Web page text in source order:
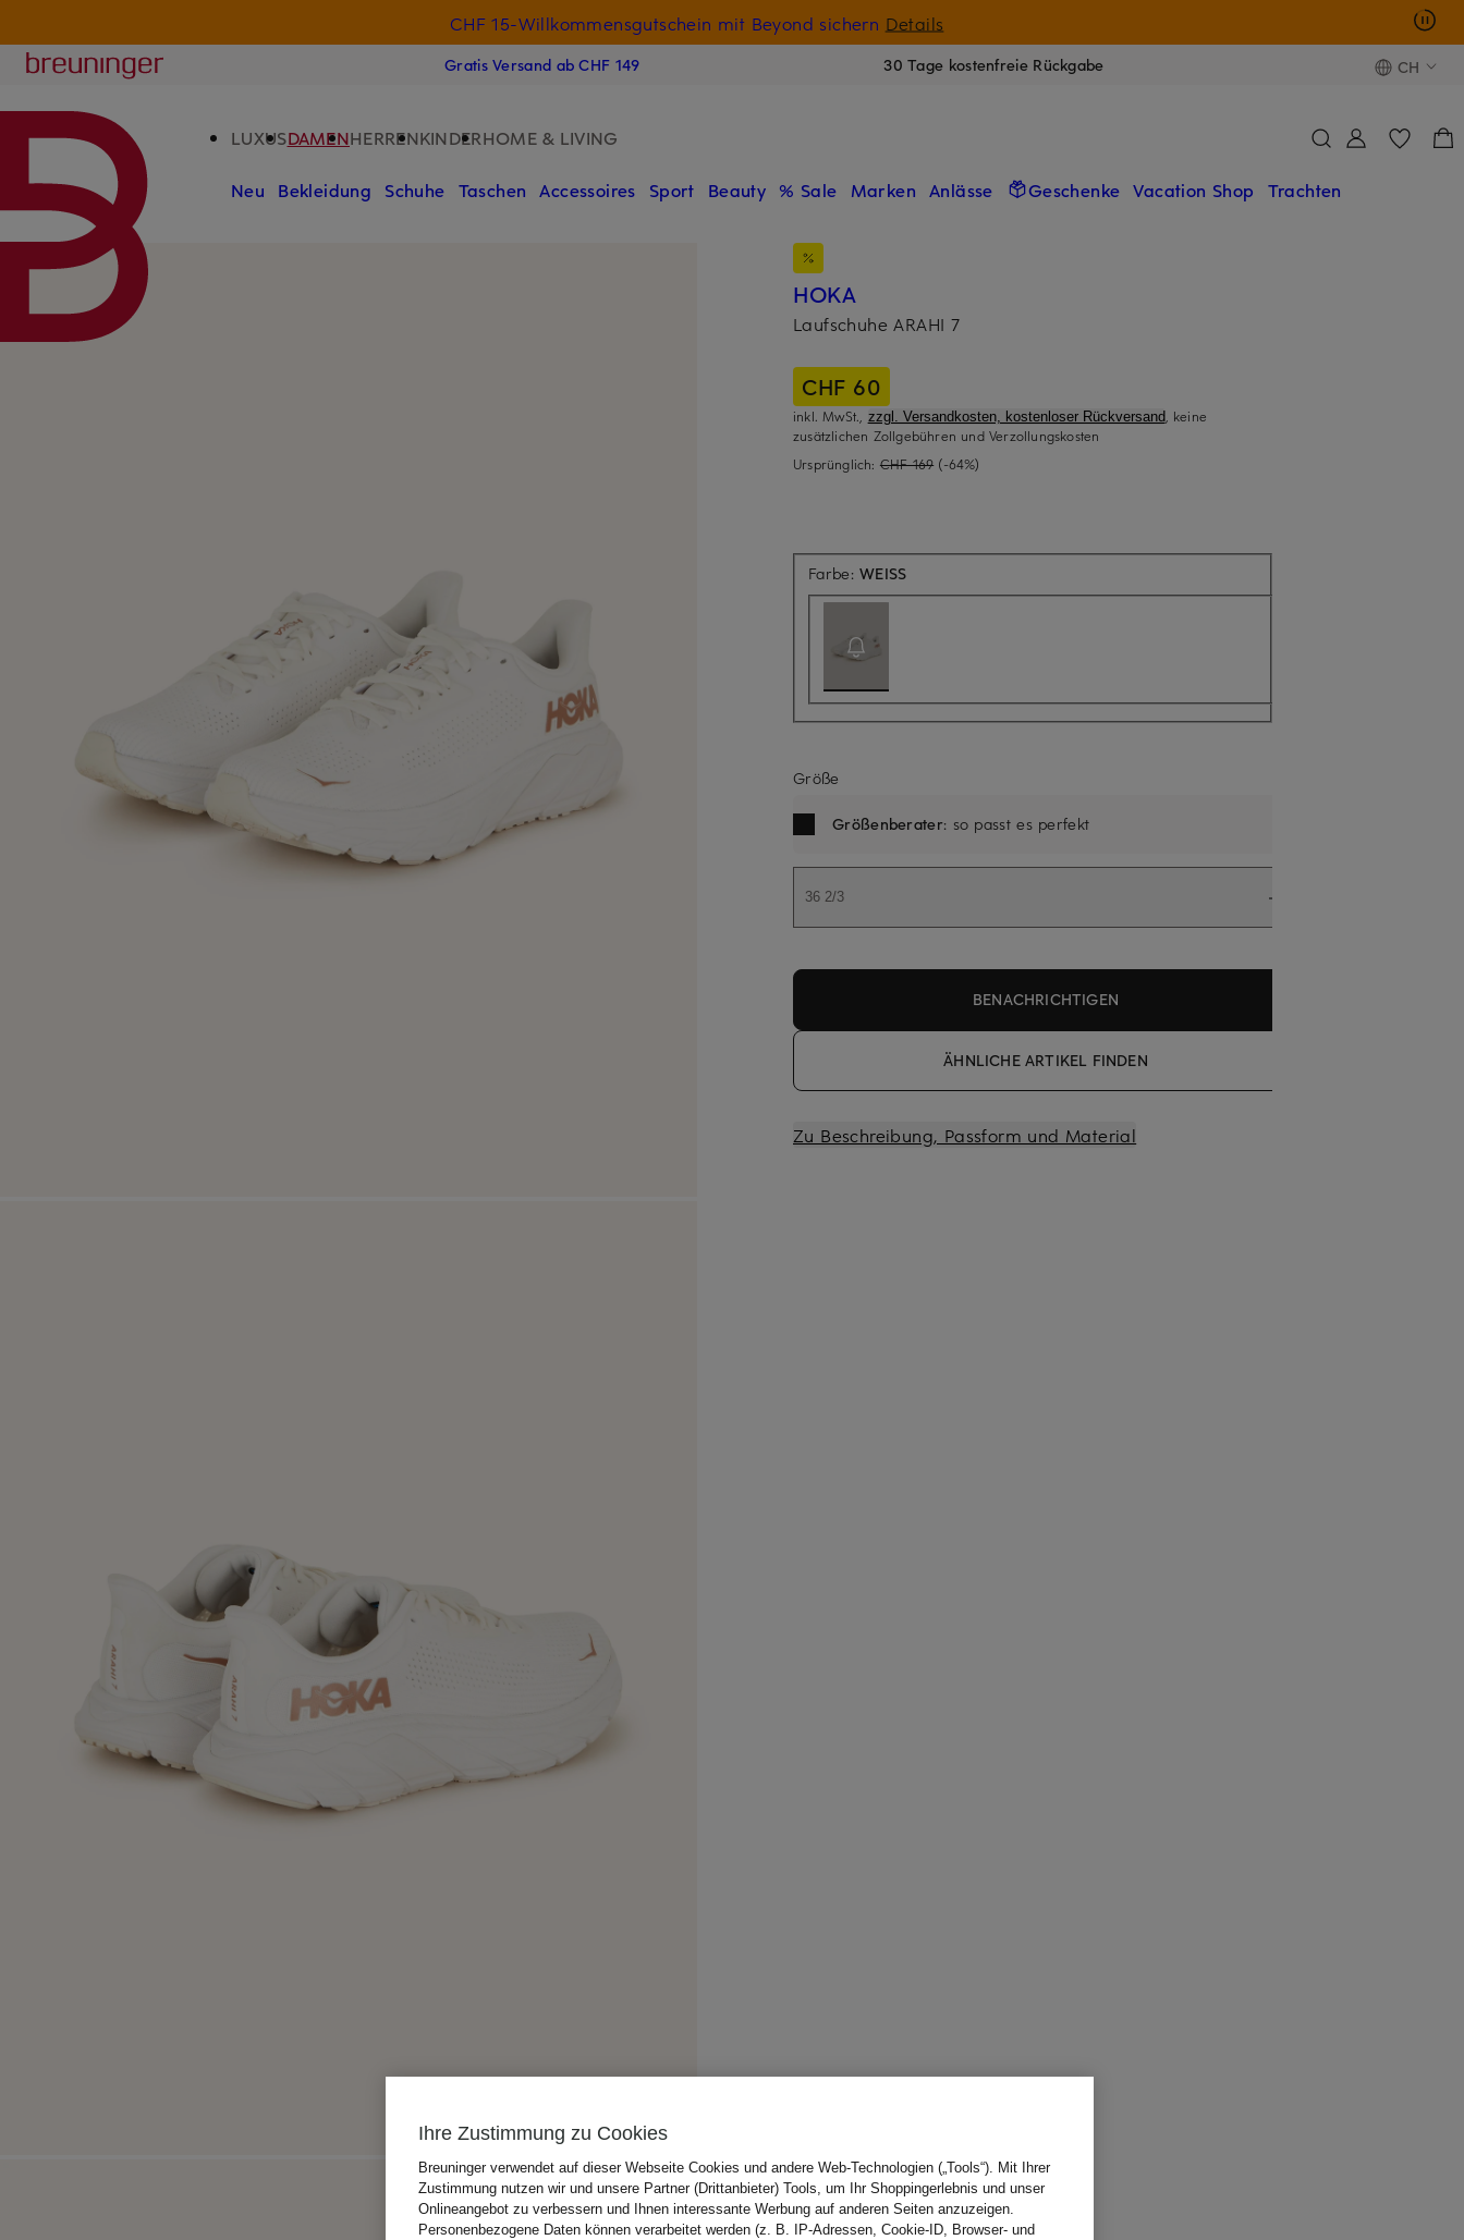
CHF 15-Willkommensgutschein mit Beyond sichern Details
Breuninger
Gratis Versand ab CHF 149 30 Tage kostenfreie Rückgabe CH
LUXUSDAMENHERRENKINDERHOME & LIVING
Neu Bekleidung Schuhe Taschen Accessoires Sport Beauty % Sale Marken Anlässe Geschenke Vacation Shop Trachten
HOKA
Laufschuhe ARAHI 7
CHF 60
inkl. MwSt., zzgl. Versandkosten, kostenloser Rückversand, keine
zusätzlichen Zollgebühren und Verzollungskosten
Ursprünglich: CHF 169 (-64%)
Farbe:WEISSAktuell nicht verfügbar
Größe
Größenberater: so passt es perfekt
36 2/3
BENACHRICHTIGEN
ÄHNLICHE ARTIKEL FINDEN
Zu Beschreibung, Passform und Material
Ihre Zustimmung zu Cookies
Breuninger verwendet auf dieser Webseite Cookies und andere Web-Technologien („Tools“). Mit Ihrer
Zustimmung nutzen wir und unsere Partner (Drittanbieter) Tools, um Ihr Shoppingerlebnis und unser
Onlineangebot zu verbessern und Ihnen interessante Werbung auf anderen Seiten anzuzeigen.
Personenbezogene Daten können verarbeitet werden (z. B. IP-Adressen, Cookie-ID, Browser- und